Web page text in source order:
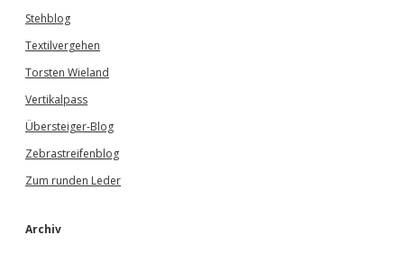
Stehblog
Textilvergehen
Torsten Wieland
Vertikalpass
Übersteiger-Blog
Zebrastreifenblog
Zum runden Leder
Archiv